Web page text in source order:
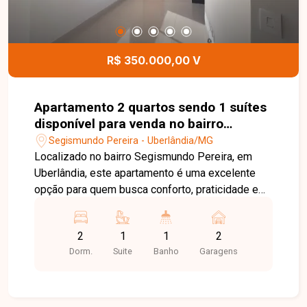
R$ 350.000,00 V
Apartamento 2 quartos sendo 1 suítes
disponível para venda no bairro
Segismundo Pereira em Uberlândia-
MG
Segismundo Pereira - Uberlândia/MG
Localizado no bairro Segismundo Pereira, em
Uberlândia, este apartamento é uma excelente
opção para quem busca conforto, praticidade e
pontos da cidade. A região conta com ampla
oferta de comércios, serviços, escolas e
conveniências, proporcionando mais qualidade
2
Dorm.
1
Suite
1
Banho
2
Garagens